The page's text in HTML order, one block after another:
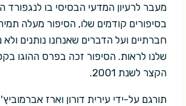
מעבר לרעיון המדעי הבסיסי בו
בסיפורים קודמים שלו, הסיפור מעלה
חברתיים ועל הדברים שאנחנו נותנים ולא
שלנו לראות. הסיפור זכה בפרס ההוגו
הקצר לשנת 2001.
תורגם על-ידי עירית דורון וארז אברמוביץ'